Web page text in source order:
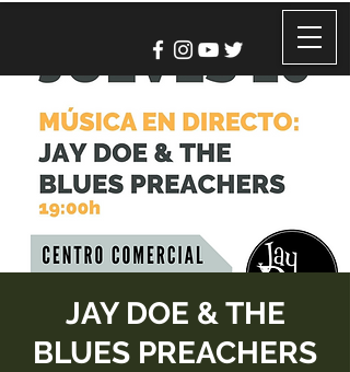
JAY DOE & THE
BLUES PREACHERS